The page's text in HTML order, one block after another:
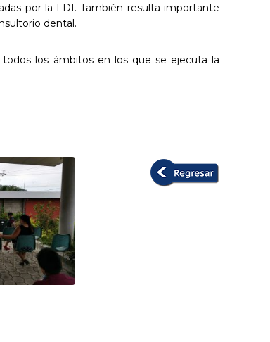
por la FDI. También resulta importante
dental.
los ámbitos en los que se ejecuta la